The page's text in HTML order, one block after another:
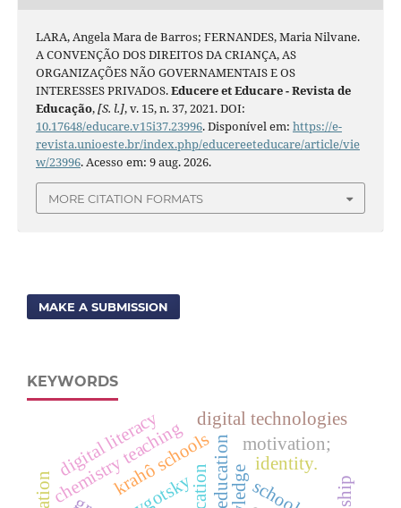
LARA, Angela Mara de Barros; FERNANDES, Maria Nilvane.
A CONVENÇÃO DOS DIREITOS DA CRIANÇA, AS
ORGANIZAÇÕES NÃO GOVERNAMENTAIS E OS
INTERESSES PRIVADOS.Educere et Educare - Revista de
Educação,[S. l.], v. 15, n. 37, 2021. DOI:
10.17648/educare.v15i37.23996. Disponível em: https://e-
revista.unioeste.br/index.php/educereeteducare/article/vie
w/23996. Acesso em: 9 aug. 2026.
MORE CITATION FORMATS
MAKE A SUBMISSION
KEYWORDS
krahô schools identity.
school
digital technologies
chemistry teaching
vygotsky
digital literacy motivation;